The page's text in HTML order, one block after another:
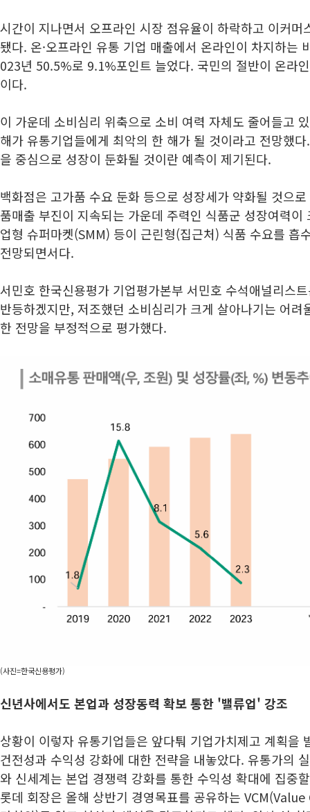
시간이 지나면서 오프라인 시장 점유율이 하락하고 이커머
됐다. 온·오프라인 유통 기업 매출에서 온라인이 차지하는
023년 50.5%로 9.1%포인트 늘었다. 국민의 절반이 온라
이다.
이 가운데 소비심리 위축으로 소비 여력 자체도 줄어들고
해가 유통기업들에게 최악의 한 해가 될 것이라고 전망했
을 중심으로 성장이 둔화될 것이란 예측이 제기된다.
백화점은 고가품 수요 둔화 등으로 성장세가 약화될 것으
품매출 부진이 지속되는 가운데 주력인 식품군 성장여력
업형 슈퍼마켓(SMM) 등이 근린형(집근처) 식품 수요를 흡
전망되면서다.
서민호 한국신용평가 기업평가본부 서민호 수석애널리스
반등하겠지만, 저조했던 소비심리가 크게 살아나기는 어
한 전망을 부정적으로 평가했다.
(사진=한국신용평가)
신년사에서도 본업과 성장동력 확보 통한 '밸류업' 강조
상황이 이렇자 유통기업들은 앞다퉈 기업가치제고 계획을
건전성과 수익성 강화에 대한 전략을 내놓았다. 유통가의
와 신세계는 본업 경쟁력 강화를 통한 수익성 확대에 집중
롯데 회장은 올해 상반기 경영목표를 공유하는